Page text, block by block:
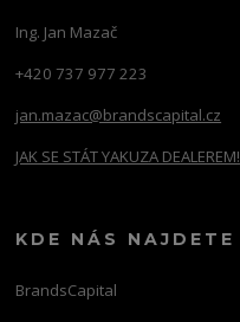
Ing. Jan Mazač
+420 737 977 223
jan.mazac@brandscapital.cz
JAK SE STÁT YAKUZA DEALEREM!
KDE NÁS NAJDETE
BrandsCapital